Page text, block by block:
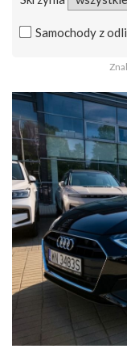
Samochody z